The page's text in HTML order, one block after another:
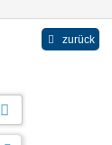
zurück